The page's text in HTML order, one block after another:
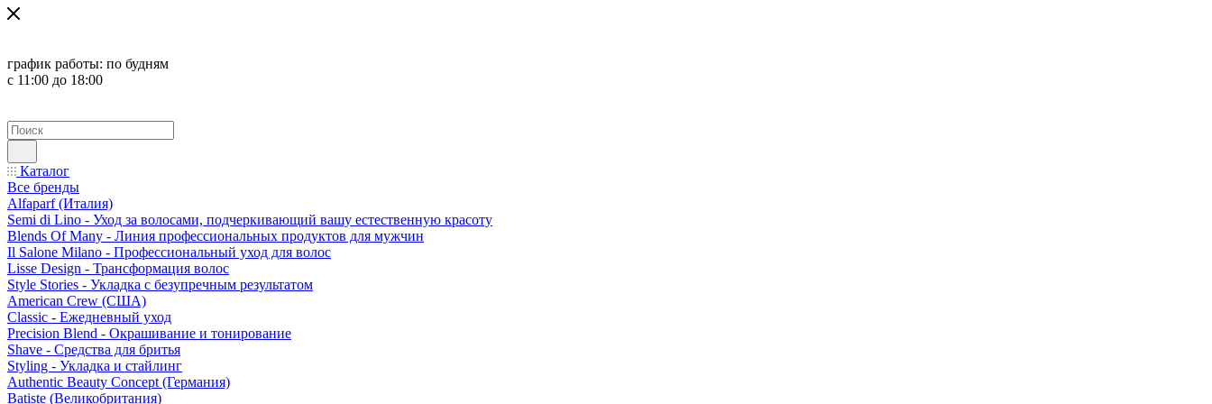
график работы: по будням
с 11:00 до 18:00
Каталог
Все бренды
Alfaparf (Италия)
Semi di Lino - Уход за волосами, подчеркивающий вашу естественную красоту
Blends Of Many - Линия профессиональных продуктов для мужчин
Il Salone Milano - Профессиональный уход для волос
Lisse Design - Трансформация волос
Style Stories - Укладка с безупречным результатом
American Crew (США)
Classic - Ежедневный уход
Precision Blend - Окрашивание и тонирование
Shave - Средства для бритья
Styling - Укладка и стайлинг
Authentic Beauty Concept (Германия)
Batiste (Великобритания)